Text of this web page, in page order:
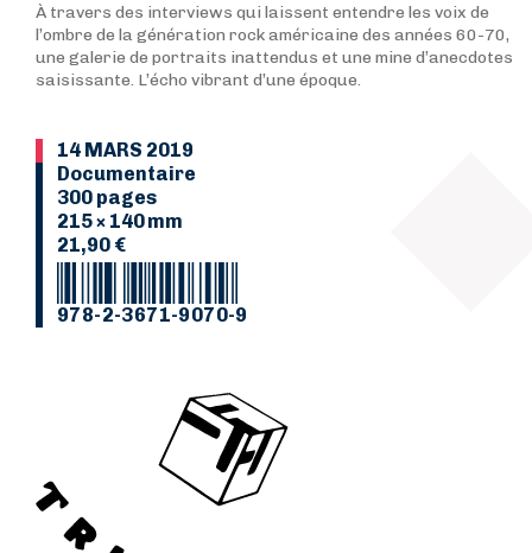
À travers des interviews qui laissent entendre les voix de
l’ombre de la génération rock américaine des années 60-70,
une galerie de portraits inattendus et une mine d’anecdotes
saisissante. L’écho vibrant d’une époque.
14 MARS 2019
Documentaire
300 pages
215 × 140 mm
21,90 €
978-2-3671-9070-9